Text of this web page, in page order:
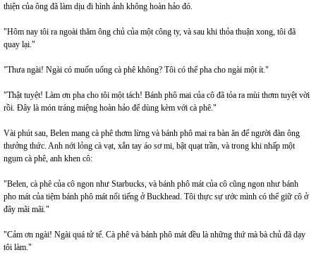
thiện của ông đã làm dịu đi hình ảnh không hoàn hảo đó.
"Hôm nay tôi ra ngoài thăm ông chủ của một công ty, và sau khi thỏa thuận xong, tôi đã
quay lại."
"Thưa ngài! Ngài có muốn uống cà phê không? Tôi có thể pha cho ngài một ít."
"Thật tuyệt! Làm ơn pha cho tôi một tách! Bánh phô mai của cô đã tỏa ra mùi thơm tuyệt vời
rồi. Đây là món tráng miệng hoàn hảo để dùng kèm với cà phê."
Vài phút sau, Belen mang cà phê thơm lừng và bánh phô mai ra bàn ăn để người đàn ông
thưởng thức. Anh nới lỏng cà vạt, xắn tay áo sơ mi, bật quạt trần, và trong khi nhấp một
ngụm cà phê, anh khen cô:
"Belen, cà phê của cô ngon như Starbucks, và bánh phô mát của cô cũng ngon như bánh
pho mát của tiệm bánh phô mát nổi tiếng ở Buckhead. Tôi thực sự ước mình có thể giữ cô ở
đây mãi mãi."
"Cảm ơn ngài! Ngài quá tử tế. Cà phê và bánh phô mát đều là những thứ mà bà chủ đã dạy
tôi làm."